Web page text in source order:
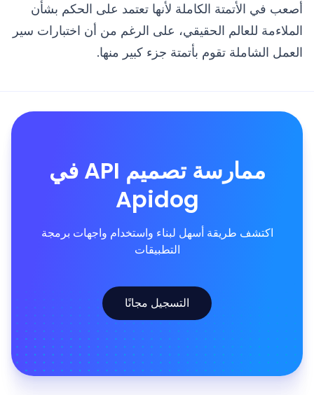
أصعب في الأتمتة الكاملة لأنها تعتمد على الحكم بشأن
الملاءمة للعالم الحقيقي، على الرغم من أن اختبارات سير
العمل الشاملة تقوم بأتمتة جزء كبير منها.
ممارسة تصميم API في
Apidog
اكتشف طريقة أسهل لبناء واستخدام واجهات برمجة
التطبيقات
التسجيل مجانًا